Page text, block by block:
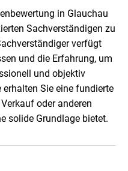
in Glauchau
Sachverständigen zu
verfügt
und die Erfahrung, um
und objektiv
Sie eine fundierte
oder anderen
solide Grundlage bietet.